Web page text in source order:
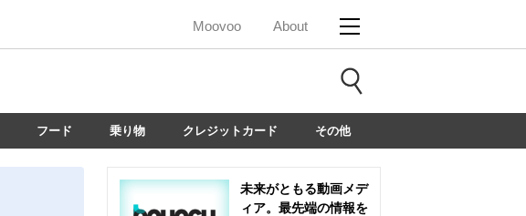
Moovoo About
フード 乗り物 クレジットカード その他
未来がともる動画メデ
ィア。最先端の情報を